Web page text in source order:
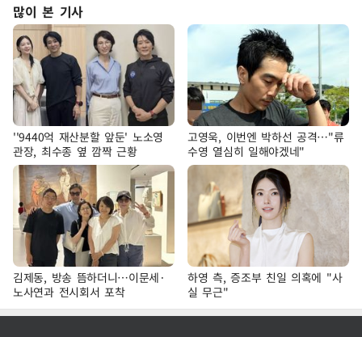
많이 본 기사
''9440억 재산분할 앞둔' 노소영
관장, 최수종 옆 깜짝 근황
고영욱, 이번엔 박하선 공격…"류
수영 열심히 일해야겠네"
김제동, 방송 뜸하더니…이문세·
노사연과 전시회서 포착
하영 측, 증조부 친일 의혹에 "사
실 무근"